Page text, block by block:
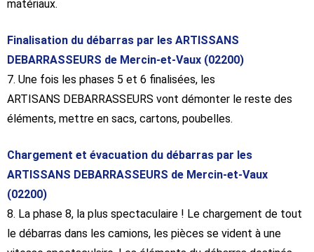
matériaux.
Finalisation du débarras par les ARTISSANS
DEBARRASSEURS de Mercin-et-Vaux (02200)
7. Une fois les phases 5 et 6 finalisées, les
ARTISANS DEBARRASSEURS vont démonter le reste des
éléments, mettre en sacs, cartons, poubelles.
Chargement et évacuation du débarras par les
ARTISSANS DEBARRASSEURS de Mercin-et-Vaux
(02200)
8. La phase 8, la plus spectaculaire ! Le chargement de tout
le débarras dans les camions, les pièces se vident à une